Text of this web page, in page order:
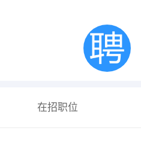
在招职位